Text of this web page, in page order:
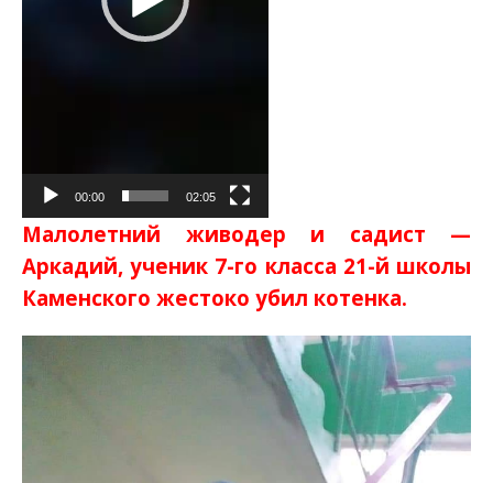
00:00 02:05
Малолетний живодер и садист —
Аркадий, ученик 7-го класса 21-й школы
Каменского жестоко убил котенка.